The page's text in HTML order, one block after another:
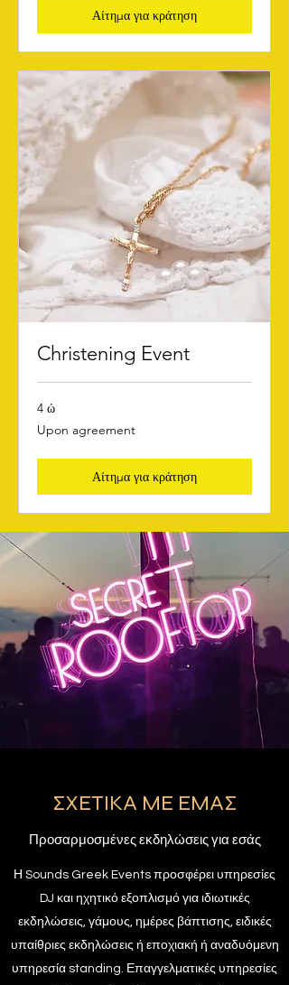
Αίτημα για κράτηση
Christening Event
4 ώ
Upon
agreement
Upon agreement
Αίτημα για κράτηση
ΣΧΕΤΙΚΑ ΜΕ ΕΜΑΣ
Προσαρμοσμένες εκδηλώσεις για εσάς
Η Sounds Greek Events προσφέρει υπηρεσίες
DJ και ηχητικό εξοπλισμό για ιδιωτικές
εκδηλώσεις, γάμους, ημέρες βάπτισης, ειδικές
υπαίθριες εκδηλώσεις ή εποχιακή ή αναδυόμενη
υπηρεσία standing. Επαγγελματικές υπηρεσίες